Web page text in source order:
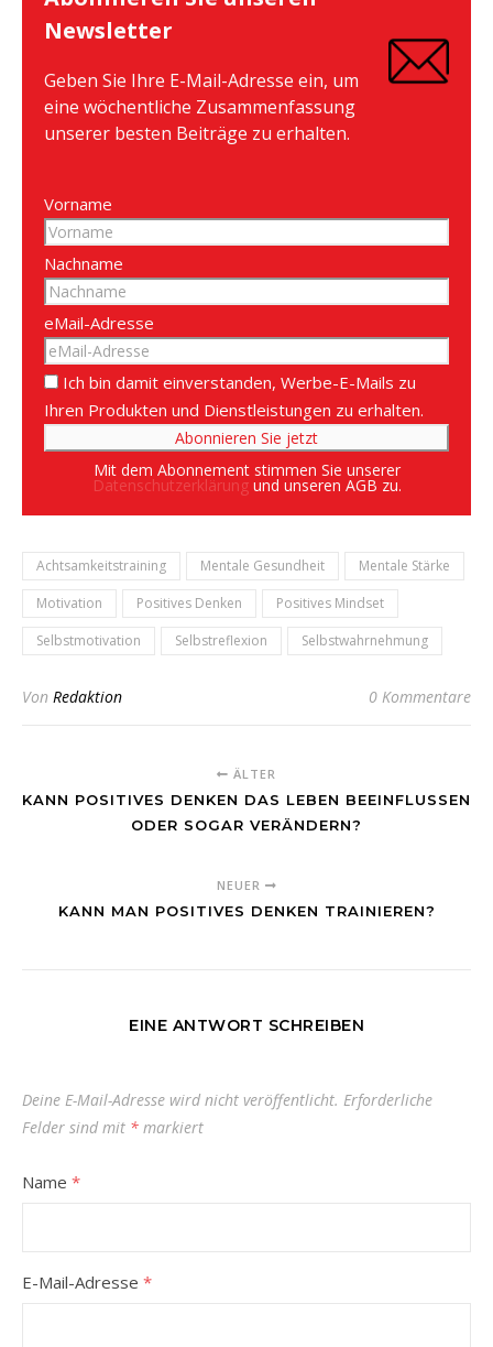
Newsletter
Geben Sie Ihre E-Mail-Adresse ein, um
eine wöchentliche Zusammenfassung
unserer besten Beiträge zu erhalten.
Vorname
Nachname
eMail-Adresse
Ich bin damit einverstanden, Werbe-E-Mails zu
Ihren Produkten und Dienstleistungen zu erhalten.
Mit dem Abonnement stimmen Sie unserer
Datenschutzerklärungund unseren AGB zu.
Achtsamkeitstraining Mentale Gesundheit
Mentale Stärke
Motivation
Positives Denken
Positives Mindset
Selbstmotivation
Selbstreflexion Selbstwahrnehmung
Von Redaktion 0 Kommentare
ÄLTER
KANN POSITIVES DENKEN DAS LEBEN BEEINFLUSSEN
ODER SOGAR VERÄNDERN?
NEUER
KANN MAN POSITIVES DENKEN TRAINIEREN?
EINE ANTWORT SCHREIBEN
Deine E-Mail-Adresse wird nicht veröffentlicht. Erforderliche
Felder sind mit * markiert
Name *
E-Mail-Adresse *